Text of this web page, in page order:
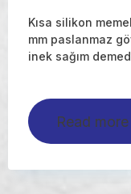
Kısa silikon
mm paslanmaz
inek sağım
Read more